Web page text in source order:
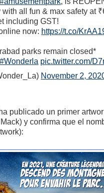
with all fun & max safety at
including GST!
now: https://t.co/
parks remain closed*
#Wonderla pic.twitter.com/
November 2,
ha publicado un primer
y confirma que el